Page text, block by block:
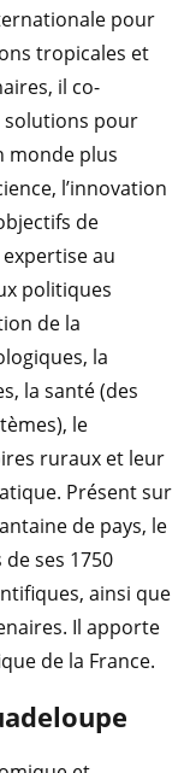
pour
tropicales et
il co-
solutions pour
monde plus
l’innovation
de
au
politiques
de la
la
la santé (des
le
ruraux et leur
Présent sur
de pays, le
ses 1750
ainsi que
Il apporte
de la France.